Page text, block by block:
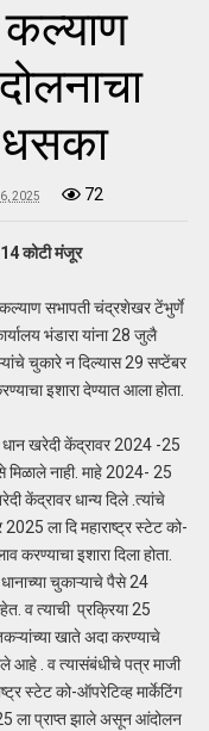
2025 72
कोटी मंजूर
सभापती चंद्रशेखर टेंभुर्णे
भंडारा यांना 28 जुलै
चुकारे न दिल्यास 29 सप्टेंबर
इशारा देण्यात आला होता.
धान खरेदी केंद्रावर 2024 -25
नाही. माहे 2024- 25
केंद्रावर धान्य दिले .त्यांचे
ला दि महाराष्ट्र स्टेट को-
करण्याचा इशारा दिला होता.
चुकाऱ्याचे पैसे 24
व त्याची प्रक्रिया 25
खाते अदा करण्याचे
आहे . व त्यासंबंधीचे पत्र माजी
स्टेट को-ऑपरेटिव्ह मार्केटिंग
ला प्राप्त झाले असून आंदोलन